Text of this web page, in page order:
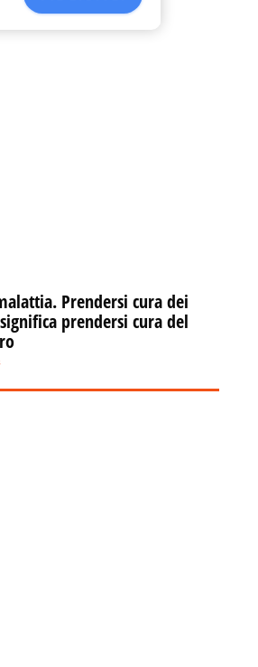
Prendersi cura dei
prendersi cura del